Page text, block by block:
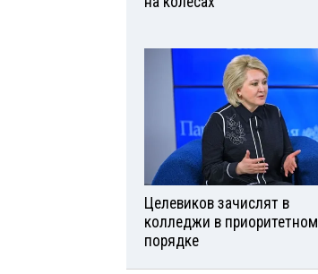
Целевиков зачислят в
колледжи в приоритетном
порядке